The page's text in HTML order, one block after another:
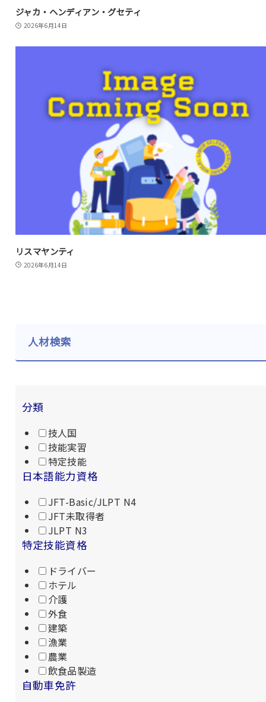
ジャカ・ヘンディアン・グセティ
2026年6月14日
リスマヤンティ
2026年6月14日
人材検索
分類
技人国
技能実習
特定技能
日本語能力資格
JFT-Basic/JLPT N4
JFT未取得者
JLPT N3
特定技能資格
ドライバー
ホテル
介護
外食
建築
漁業
農業
飲食品製造
自動車免許